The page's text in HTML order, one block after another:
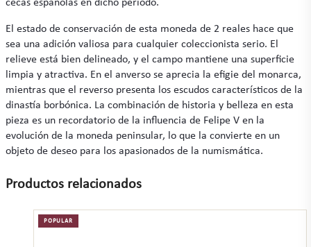
cecas españolas en dicho periodo.
El estado de conservación de esta moneda de 2 reales hace que
sea una adición valiosa para cualquier coleccionista serio. El
relieve está bien delineado, y el campo mantiene una superficie
limpia y atractiva. En el anverso se aprecia la efigie del monarca,
mientras que el reverso presenta los escudos característicos de la
dinastía borbónica. La combinación de historia y belleza en esta
pieza es un recordatorio de la influencia de Felipe V en la
evolución de la moneda peninsular, lo que la convierte en un
objeto de deseo para los apasionados de la numismática.
Productos relacionados
POPULAR